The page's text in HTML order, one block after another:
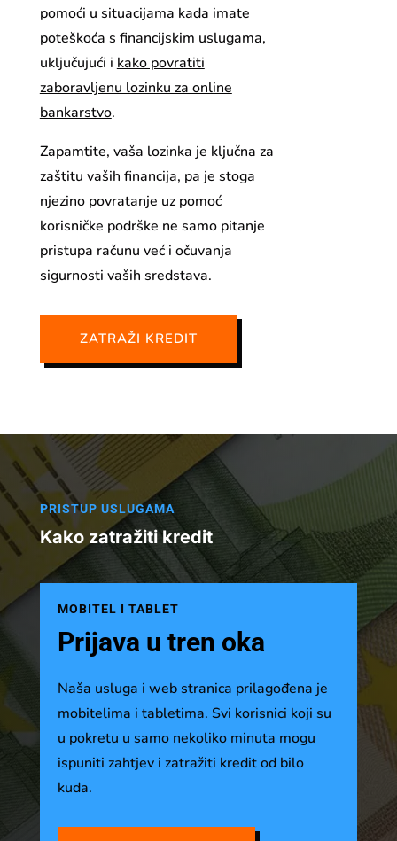
pomoći u situacijama kada imate
poteškoća s financijskim uslugama,
uključujući i kako povratiti
zaboravljenu lozinku za online
bankarstvo.
Zapamtite, vaša lozinka je ključna za
zaštitu vaših financija, pa je stoga
njezino povratanje uz pomoć
korisničke podrške ne samo pitanje
pristupa računu već i očuvanja
sigurnosti vaših sredstava.
ZATRAŽI KREDIT
PRISTUP USLUGAMA
Kako zatražiti kredit
MOBITEL I TABLET
Prijava u tren oka
Naša usluga i web stranica prilagođena je
mobitelima i tabletima. Svi korisnici koji su
u pokretu u samo nekoliko minuta mogu
ispuniti zahtjev i zatražiti kredit od bilo
kuda.